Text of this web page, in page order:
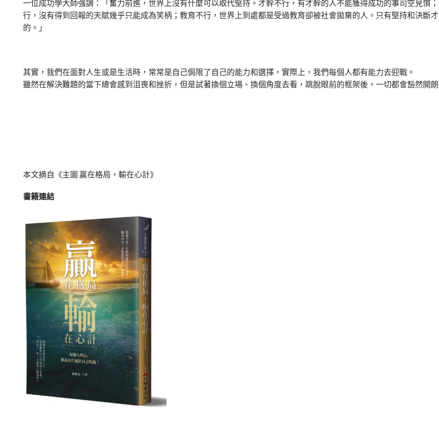
一位成功學大師強調：「奮力前進，世界上沒有什麼可以取代堅持。才幹不行，有才幹的人不能獲得成功的事司空見慣
行，沒有得到回報的天賦幾乎只能成為笑柄；教育不行，世界上到處都是受過教育卻被社會拋棄的人。只有堅持和決斷
的。」
其實，我們在面對人生或是生活時，常常是自己侷限了自己的能力和選擇，實際上，我們每個人都有能力去迎戰。
雖然在解決難題的當下總會感到沮喪和挫折，但是試著換個立場、換個角度去看，跳脫眼前的框架後，一切都會豁然開朗
本文摘自 《主圖 贏在格局，輸在心計》
書籍連結